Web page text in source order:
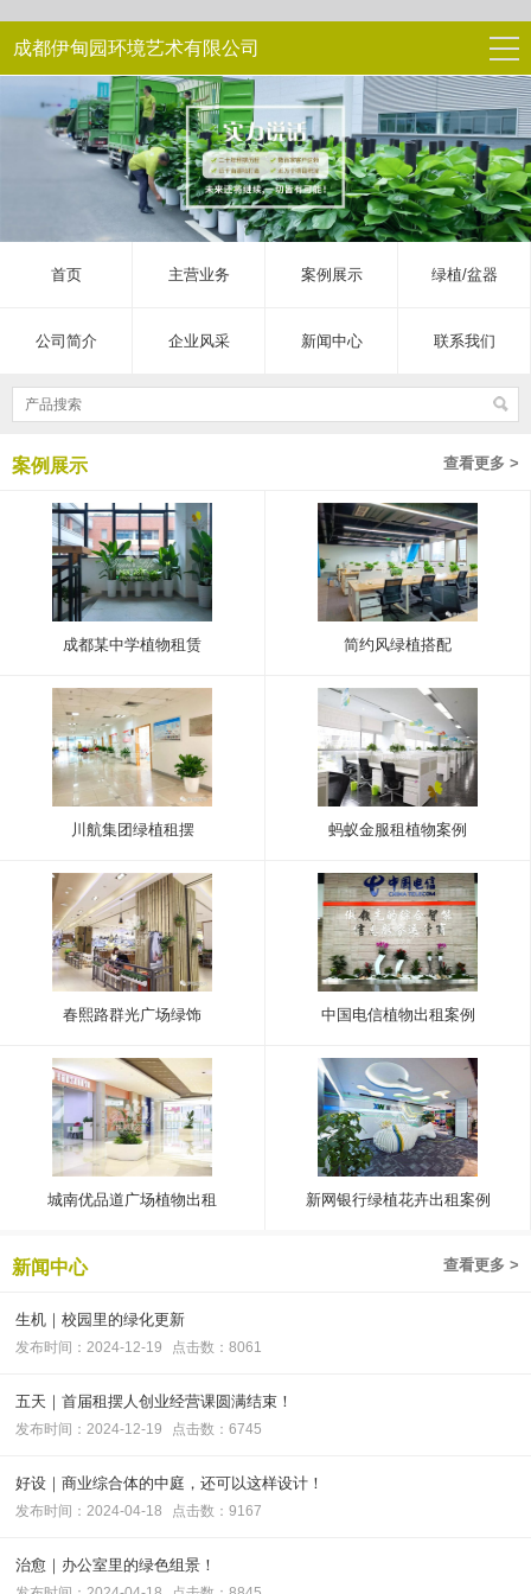
成都伊甸园环境艺术有限公司
首页 主营业务 案例展示 绿植/盆器
公司简介 企业风采 新闻中心 联系我们
查看更多 >
案例展示
成都某中学植物租赁 简约风绿植搭配
川航集团绿植租摆 蚂蚁金服租植物案例
春熙路群光广场绿饰 中国电信植物出租案例
城南优品道广场植物出租 新网银行绿植花卉出租案例
查看更多 >
新闻中心
生机｜校园里的绿化更新
发布时间：2024-12-19 点击数：8061
五天｜首届租摆人创业经营课圆满结束！
发布时间：2024-12-19 点击数：6745
好设｜商业综合体的中庭，还可以这样设计！
发布时间：2024-04-18 点击数：9167
治愈｜办公室里的绿色组景！